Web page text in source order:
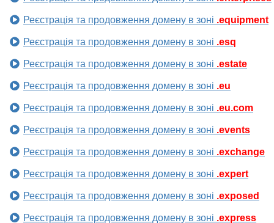
Реєстрація та продовження домену в зоні .equipment
Реєстрація та продовження домену в зоні .esq
Реєстрація та продовження домену в зоні .estate
Реєстрація та продовження домену в зоні .eu
Реєстрація та продовження домену в зоні .eu.com
Реєстрація та продовження домену в зоні .events
Реєстрація та продовження домену в зоні .exchange
Реєстрація та продовження домену в зоні .expert
Реєстрація та продовження домену в зоні .exposed
Реєстрація та продовження домену в зоні .express